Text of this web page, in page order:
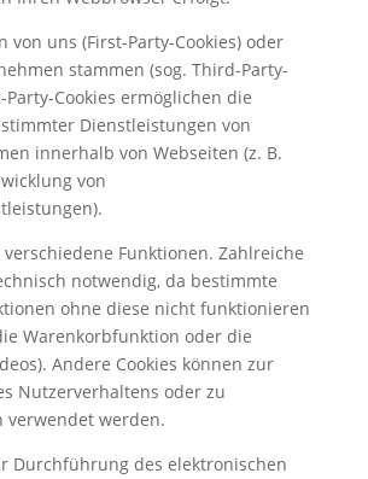
von uns (First-Party-Cookies) oder
stammen (sog. Third-Party-
Party-Cookies ermöglichen die
Dienstleistungen von
innerhalb von Webseiten (z. B.
von
verschiedene Funktionen. Zahlreiche
notwendig, da bestimmte
ohne diese nicht funktionieren
Warenkorbfunktion oder die
Andere Cookies können zur
Nutzerverhaltens oder zu
verwendet werden.
Durchführung des elektronischen